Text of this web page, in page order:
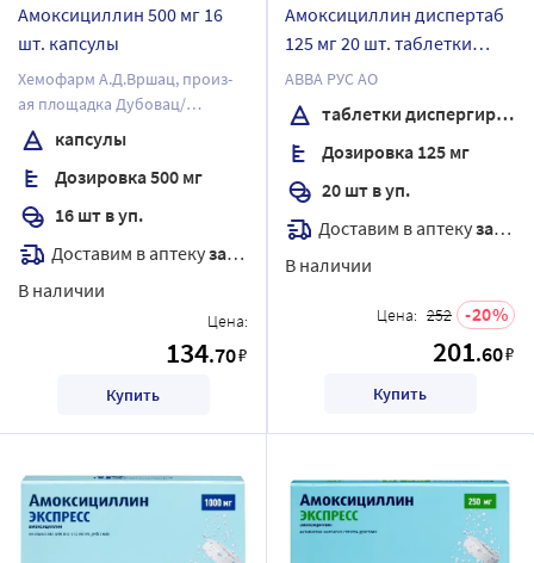
Амоксициллин 500 мг 16
шт. капсулы
Хемофарм А.Д.Вршац, произ-
ая площадка Дубовац/
Хемофарм А.Д.
капсулы
Дозировка 500 мг
16 шт в уп.
Доставим в аптекузавтра
В наличии
Цена:
134.70₽
Купить
Амоксициллин диспертаб
125 мг 20 шт. таблетки
диспергируемые
АВВА РУС АО
таблетки диспергируемые
Дозировка 125 мг
20 шт в уп.
Доставим в аптекузавтра
В наличии
Цена: 252 20
201.60₽
Купить